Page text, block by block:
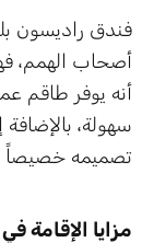
فندق راديسون
أصحاب الهمم،
أنه يوفر طاقم
سهولة،
تصميمه خصيصاً
مزايا الإقامة